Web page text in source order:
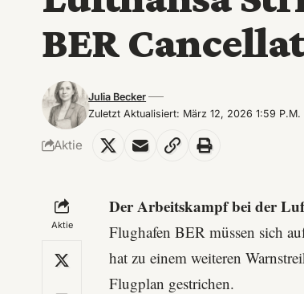
BER
Zuletzt Aktualisiert: März 12, 2026 1:59 P.m.
Julia Becker
Aktie
Aktie
Der Arbeitskampf bei der
Flughafen BER müssen sich
hat zu einem weiteren
Flugplan gestrichen.